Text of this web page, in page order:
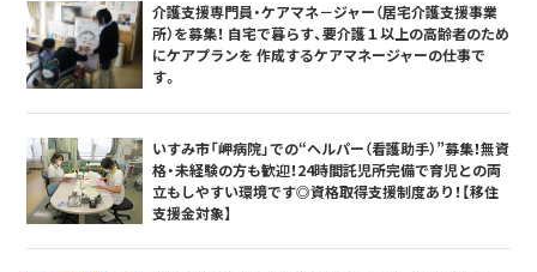
介護支援専門員・ケアマネ－ジャー（居宅介護支援事業
所）を募集！ 自宅で暮らす、要介護１以上の高齢者のため
にケアプランを 作成するケアマネージャーの仕事で
す。
いすみ市「岬病院」での“ヘルパー（看護助手）”募集！無資
格・未経験の方も歓迎！24時間託児所完備で育児との両
立もしやすい環境です◎資格取得支援制度あり！【移住
支援金対象】